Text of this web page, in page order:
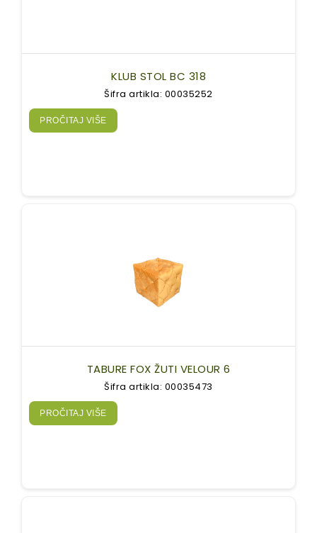
KLUB STOL BC 318
Šifra artikla: 00035252
PROČITAJ VIŠE
TABURE FOX ŽUTI VELOUR 6
Šifra artikla: 00035473
PROČITAJ VIŠE